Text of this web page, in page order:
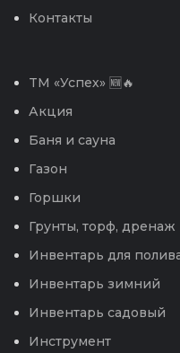
Контакты
TM «Успех» 🆕🔥
Акция
Баня и сауна
Газон
Горшки
Грунты, торф, дренаж
Инвентарь для
Инвентарь зимний
Инвентарь садовый
Инструмент